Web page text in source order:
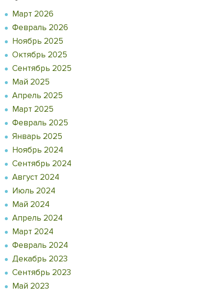
Март 2026
Февраль 2026
Ноябрь 2025
Октябрь 2025
Сентябрь 2025
Май 2025
Апрель 2025
Март 2025
Февраль 2025
Январь 2025
Ноябрь 2024
Сентябрь 2024
Август 2024
Июль 2024
Май 2024
Апрель 2024
Март 2024
Февраль 2024
Декабрь 2023
Сентябрь 2023
Май 2023